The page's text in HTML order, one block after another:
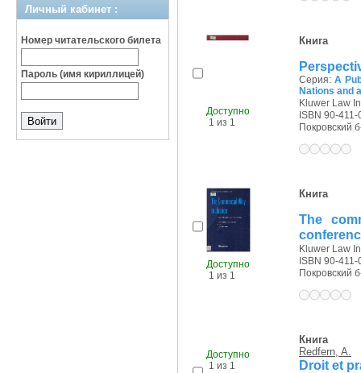
Личный кабинет :
Номер читательского билета
Пароль (имя кириллицей)
Доступно
1 из 1
Книга
Серия: A
Nations and
Kluwer Law
ISBN 90-
Покровский
Доступно
1 из 1
Книга
The
Kluwer Law
ISBN 90-
Покровский
Доступно
1 из 1
Книга
Redfern, A.
Droit et